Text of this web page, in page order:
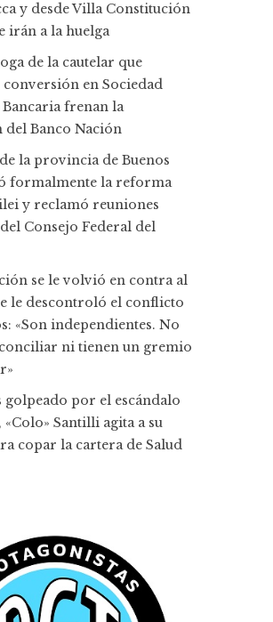
y desde Villa Constitución
irán a la huelga
de la cautelar que
conversión en Sociedad
frenan la
Banco Nación
la provincia de Buenos
formalmente la reforma
y reclamó reuniones
Consejo Federal del
se le volvió en contra al
le descontroló el conflicto
«Son independientes. No
conciliar ni tienen un gremio
golpeado por el escándalo
Santilli agita a su
copar la cartera de Salud